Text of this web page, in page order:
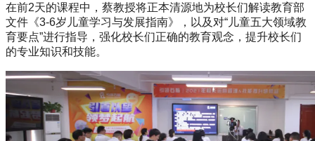
在前2天的课程中，蔡教授将正本清源地为校长们解读教育部
文件《3-6岁儿童学习与发展指南》，以及对“儿童五大领域教
育要点”进行指导，强化校长们正确的教育观念，提升校长们
的专业知识和技能。